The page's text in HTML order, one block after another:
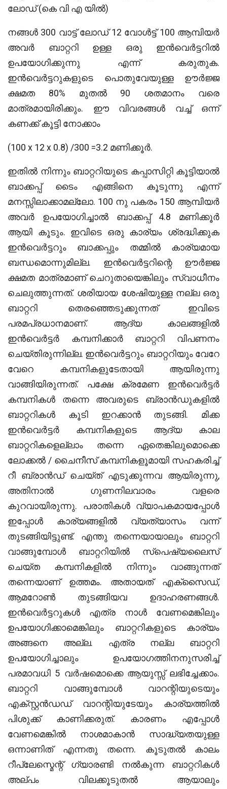
ലോഡ് (കെ വി എ യിൽ)
നങ്ങൾ 300 വാട്ട് ലോഡ് 12 വോൾട്ട് 100 ആമ്പിയർ
അവർ ബാറ്ററി ഉള്ള ഒരു ഇൻവെർട്ടറിൽ
ഉപയോഗിക്കുന്നു എന്ന് കരുതുക.
ഇൻവെർട്ടറുകളുടെ പൊതുവേയുള്ള ഊർജ്ജ
ക്ഷമത 80% മുതൽ 90 ശതമാനം വരെ
മാത്രമായിരിക്കും. ഈ വിവരങ്ങൾ വച്ച് ഒന്ന്
കണക്ക് കൂട്ടി നോക്കാം
(100 x 12 x 0.8) /300 =3.2 മണിക്കൂർ.
ഇതിൽ നിന്നും ബാറ്ററിയുടെ കപ്പാസിറ്റി കൂട്ടിയാൽ
ബാക്കപ്പ് ടൈം എങ്ങിനെ കൂടുന്നു എന്ന്
മനസ്സിലാക്കാമല്ലോ. 100 നു പകരം 150 ആമ്പിയർ
അവർ ഉപയോഗിച്ചാൽ ബാക്കപ്പ് 4.8 മണിക്കൂർ
ആയി കൂടും. ഇവിടെ ഒരു കാര്യം ശ്രദ്ധിക്കുക
ഇൻവെർട്ടറും ബാക്കപ്പും തമ്മിൽ കാര്യമായ
ബന്ധമൊന്നുമില്ല. ഇൻവെർട്ടറിന്റെ ഊർജ്ജ
ക്ഷമത മാത്രമാണ് ചെറുതായെങ്കിലും സ്വാധീനം
ചെലുത്തുന്നത്. ശരിയായ ശേഷിയുള്ള നല്ല ഒരു
ബാറ്ററി തെരഞ്ഞെടുക്കുന്നത് ഇവിടെ
പരമപ്രധാനമാണ്. ആദ്യ കാലങ്ങളിൽ
ഇൻവെർട്ടർ കമ്പനിക്കാർ ബാറ്ററി വിപണനം
ചെയ്തിരുന്നില്ല. ഇൻവെർട്ടറും ബാറ്ററിയും വേറേ
വേറെ കമ്പനികളുടേതായി ആയിരുന്നു
വാങ്ങിയിരുന്നത്. പക്ഷേ ക്രമേണ ഇൻവെർട്ടർ
കമ്പനികൾ തന്നെ അവരുടെ ബ്രാൻഡുകളിൽ
ബാറ്ററികൾ കൂടി ഇറക്കാൻ തുടങ്ങി. മിക്ക
ഇൻവെർട്ടർ കമ്പനികളുടെ ആദ്യ കാല
ബാറ്ററികളെല്ലാം തന്നെ ഏതെങ്കിലുമൊക്കെ
ലോക്കൽ / ചൈനീസ് കമ്പനികളൂമായി സഹകരിച്ച്
റീ ബ്രാൻഡ് ചെയ്ത് എടുക്കുന്നവ ആയിരുന്നു,
അതിനാൽ ഗുണനിലവാരം വളരെ
കുറവായിരുന്നു. പരാതികൾ വ്യാപകമായപ്പോൾ
ഇപ്പോൾ കാര്യങ്ങളിൽ വ്യത്യാസം വന്ന്
തുടങ്ങിയിട്ടുണ്ട്. എന്തു തന്നെയായാലും ബാറ്ററി
വാങ്ങുമ്പോൾ ബാറ്ററിയിൽ സ്പെഷ്യലൈസ്
ചെയ്ത കമ്പനികളിൽ നിന്നും വാങ്ങുന്നത്
തന്നെയാണ് ഉത്തമം. അതായത് എക്സൈഡ്,
ആമറോൺ തുടങ്ങിയവ ഉദാഹരണങ്ങൾ.
ഇൻവെർട്ടറുകൾ എത്ര നാൾ വേണമെങ്കിലും
ഉപയോഗിക്കാമെങ്കിലും ബാറ്ററികളുടെ കാര്യം
അങ്ങനെ അല്ല. എത്ര നല്ല ബാറ്ററി
ഉപയോഗിച്ചാലും ഉപയോഗത്തിനനുസരിച്ച്
പരമാവധി 5 വർഷമൊക്കെ ആയുസ്സ് ലഭിച്ചേക്കാം.
ബാറ്ററി വാങ്ങുമ്പോൾ വാറന്റിയുടെയും
എക്സ്റ്റൻഡഡ് വാറന്റിയുടേയും കാര്യത്തിൽ
പിശുക്ക് കാണിക്കരുത്. കാരണം എപ്പോൾ
വേണമെങ്കിൽ നാശമാകാൻ സാദ്ധ്യതയുള്ള
ഒന്നാണിത് എന്നതു തന്നെ. കൂടുതൽ കാലം
റീപ്ലേസ്മെന്റ് ഗ്യാരണ്ടി നൽകുന്ന ബാറ്ററികൾ
അല്പം വിലക്കൂടുതൽ ആയാലും